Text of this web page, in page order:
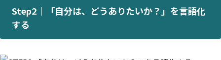
Step2｜「自分は、どうありたいか？」を言語化
する